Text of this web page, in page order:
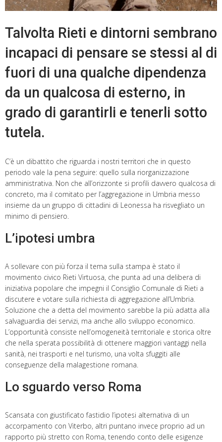
Talvolta Rieti e dintorni sembrano
incapaci di pensare se stessi al di
fuori di una qualche dipendenza
da un qualcosa di esterno, in
grado di garantirli e tenerli sotto
tutela.
C’è un dibattito che riguarda i nostri territori che in questo
periodo vale la pena seguire: quello sulla riorganizzazione
amministrativa. Non che all’orizzonte si profili davvero qualcosa di
concreto, ma il comitato per l’aggregazione in Umbria messo
insieme da un gruppo di cittadini di Leonessa ha risvegliato un
minimo di pensiero.
L’ipotesi umbra
A sollevare con più forza il tema sulla stampa è stato il
movimento civico Rieti Virtuosa, che punta ad una delibera di
iniziativa popolare che impegni il Consiglio Comunale di Rieti a
discutere e votare sulla richiesta di aggregazione all’Umbria.
Soluzione che a detta del movimento sarebbe la più adatta alla
salvaguardia dei servizi, ma anche allo sviluppo economico.
L’opportunità consiste nell’omogeneità territoriale e storica oltre
che nella sperata possibilità di ottenere maggiori vantaggi nella
sanità, nei trasporti e nel turismo, una volta sfuggiti alle
conseguenze della malagestione romana.
Lo sguardo verso Roma
Scansata con giustificato fastidio l’ipotesi alternativa di un
accorpamento con Viterbo, altri puntano invece proprio ad un
rapporto più stretto con Roma, tenendo conto delle esigenze